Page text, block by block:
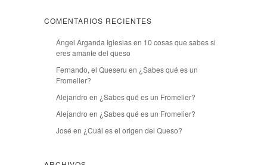
COMENTARIOS RECIENTES
Ángel Arganda Iglesiasen 10 cosas que sabes si
eres amante del queso
Fernando, el Queseru en ¿Sabes qué es un
Fromelier?
Alejandro en ¿Sabes qué es un Fromelier?
Alejandro en ¿Sabes qué es un Fromelier?
José en ¿Cuál es el origen del Queso?